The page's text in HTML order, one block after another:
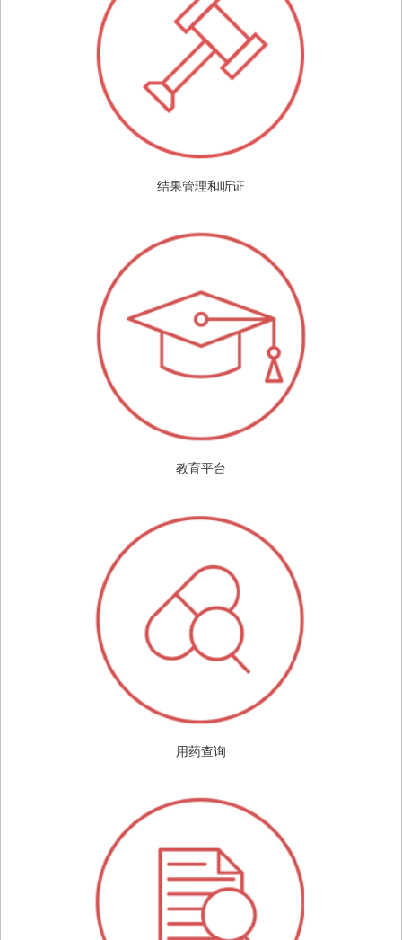
结果管理和听证
教育平台
用药查询